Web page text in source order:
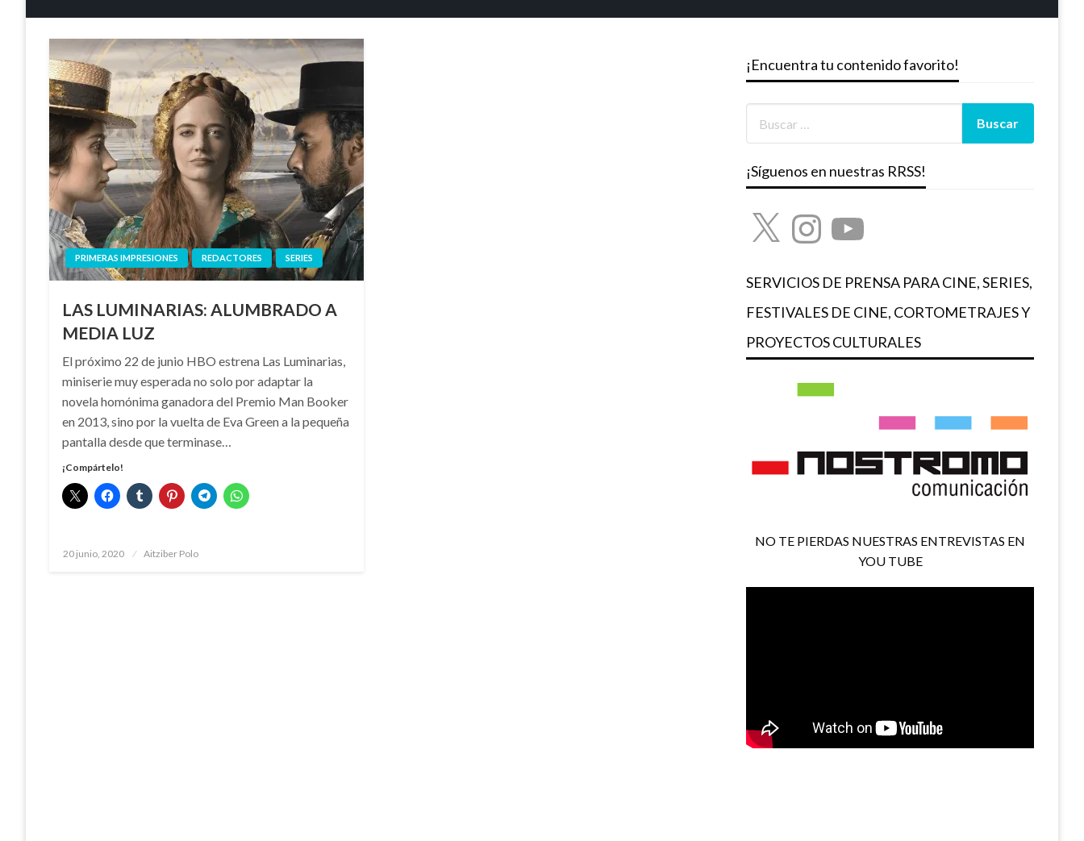
PRIMERAS IMPRESIONES REDACTORES SERIES
LAS LUMINARIAS: ALUMBRADO A
MEDIA LUZ
El próximo 22 de junio HBO estrena Las Luminarias,
miniserie muy esperada no solo por adaptar la
novela homónima ganadora del Premio Man Booker
en 2013, sino por la vuelta de Eva Green a la pequeña
pantalla desde que terminase…
¡Compártelo!
Publicado
20 junio, 2020 Aitziber Polo
¡Encuentra tu contenido favorito!
¡Síguenos en nuestras RRSS!
X InstagramYouTube
SERVICIOS DE PRENSA PARA CINE, SERIES,
FESTIVALES DE CINE, CORTOMETRAJES Y
PROYECTOS CULTURALES
NO TE PIERDAS NUESTRAS ENTREVISTAS EN
YOU TUBE